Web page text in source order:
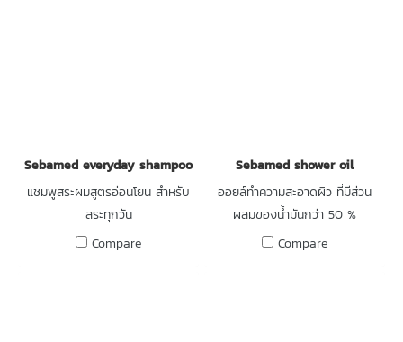
Sebamed everyday shampoo
แชมพูสระผมสูตรอ่อนโยน สำหรับ
สระทุกวัน
Compare
Sebamed shower oil
ออยล์ทำความสะอาดผิว ที่มีส่วน
ผสมของน้ำมันกว่า 50 %
Compare